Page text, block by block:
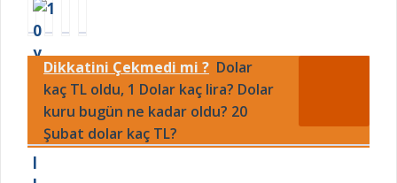
1
0
y
l
l
P
o
e
l
l
k
o
a
b
a
ş
k
a
r
n
ç
S
a
ğ
Dikkatini Çekmedi mi ? Dolar
kaç TL oldu, 1 Dolar kaç lira? Dolar
kuru bugün ne kadar oldu? 20
Şubat dolar kaç TL?